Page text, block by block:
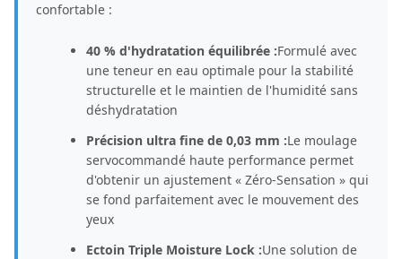
confortable :
40 % d'hydratation équilibrée :Formulé avec
une teneur en eau optimale pour la stabilité
structurelle et le maintien de l'humidité sans
déshydratation
Précision ultra fine de 0,03 mm :Le moulage
servocommandé haute performance permet
d'obtenir un ajustement « Zéro-Sensation » qui
se fond parfaitement avec le mouvement des
yeux
Ectoin Triple Moisture Lock :Une solution de